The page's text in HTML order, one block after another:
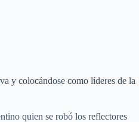
y colocándose como líderes de la
quien se robó los reflectores